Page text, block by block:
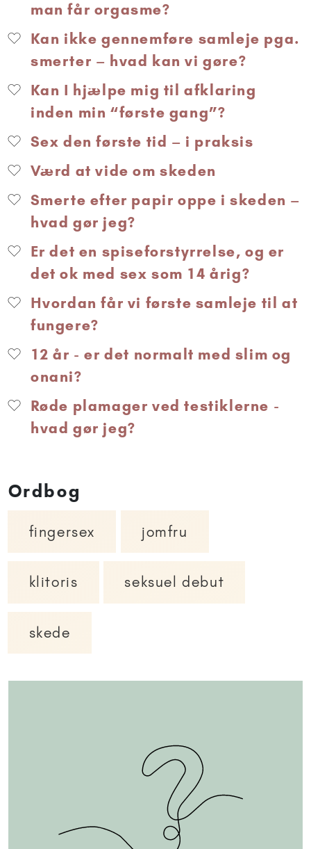
man får orgasme?
Kan ikke gennemføre samleje pga.
smerter – hvad kan vi gøre?
Kan I hjælpe mig til afklaring
inden min “første gang”?
Sex den første tid – i praksis
Værd at vide om skeden
Smerte efter papir oppe i skeden –
hvad gør jeg?
Er det en spiseforstyrrelse, og er
det ok med sex som 14 årig?
Hvordan får vi første samleje til at
fungere?
12 år - er det normalt med slim og
onani?
Røde plamager ved testiklerne -
hvad gør jeg?
Ordbog
fingersex jomfru
klitoris seksuel debut
skede